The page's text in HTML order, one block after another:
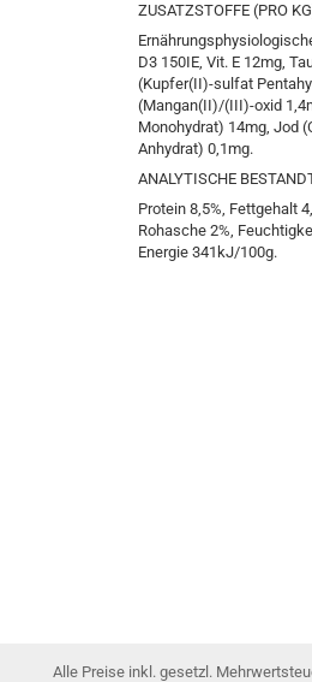
ZUSATZSTOFFE (PRO
D3 150IE, Vit. E 12mg,
(Kupfer(II)-sulfat
(Mangan(II)/(III)-oxid
Monohydrat) 14mg, Jod
Anhydrat) 0,1mg.
ANALYTISCHE
Protein 8,5%, Fettgehalt
Rohasche 2%,
Energie 341kJ/100g.
Alle Preise inkl. gesetzl.